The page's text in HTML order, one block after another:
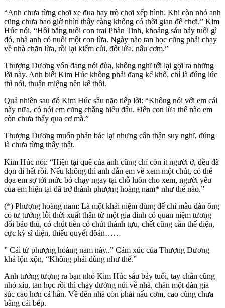
“Anh chưa từng chơi xe đua hay trò chơi xếp hình. Khi còn nhỏ anh
cũng chưa bao giờ nhìn thấy càng không có thời gian để chơi.” Kim
Húc nói, “Hồi bằng tuổi con trai Phàn Tinh, khoảng sáu bảy tuổi gì
đó, nhà anh có nuôi một con lừa. Ngày nào tan học cũng phải chạy
về nhà chăn lừa, rồi lại kiếm củi, đốt lửa, nấu cơm.”
Thượng Dương vốn đang nói đùa, không nghĩ tới lại gợi ra những
lời này. Anh biết Kim Húc không phải đang kể khổ, chỉ là đúng lúc
thì nói, thuận miệng nên kể thôi.
Quả nhiên sau đó Kim Húc sầu não tiếp lời: “Không nói với em cái
này nữa, có nói em cũng chẳng hiểu đâu. Đến con lừa thế nào em
còn chưa thấy qua cơ mà.”
Thượng Dương muốn phản bác lại nhưng cẩn thận suy nghĩ, đúng
là chưa từng thấy thật.
Kim Húc nói: “Hiện tại quê của anh cũng chỉ còn ít người ở, đều đã
dọn đi hết rồi. Nếu không thì anh dẫn em về xem một chút, có thể
dọa em sợ tới mức bỏ chạy ngay tại chỗ luôn cho xem, người yêu
của em hiện tại đã trở thành phượng hoàng nam* như thế nào.”
(*) Phượng hoàng nam: Là một khái niệm dùng để chỉ mẫu đàn ông
có tư tưởng lỗi thời xuất thân từ một gia đình có quan niệm tương
đối bảo thủ, có chút tiền có chút thành tựu, chết cũng cần thể diện,
cực kỳ sĩ diện, thiếu quyết đôán……
” Cái từ phượng hoàng nam này..” Cảm xúc của Thượng Dương
khá lộn xộn, “Không phải dùng như thế.”
Anh tưởng tượng ra bạn nhỏ Kim Húc sáu bảy tuổi, tay chân cũng
nhỏ xíu, tan học rồi thì chạy đường núi về nhà, chăn một đàn gia
súc cao hơn cả hắn. Về đến nhà còn phải nấu cơm, cao cũng chưa
bằng cái bếp.